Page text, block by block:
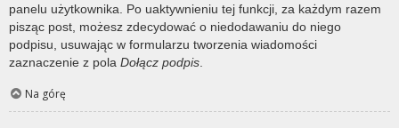
panelu użytkownika. Po uaktywnieniu tej funkcji, za każdym razem
pisząc post, możesz zdecydować o niedodawaniu do niego
podpisu, usuwając w formularzu tworzenia wiadomości
zaznaczenie z pola Dołącz podpis.
Na górę